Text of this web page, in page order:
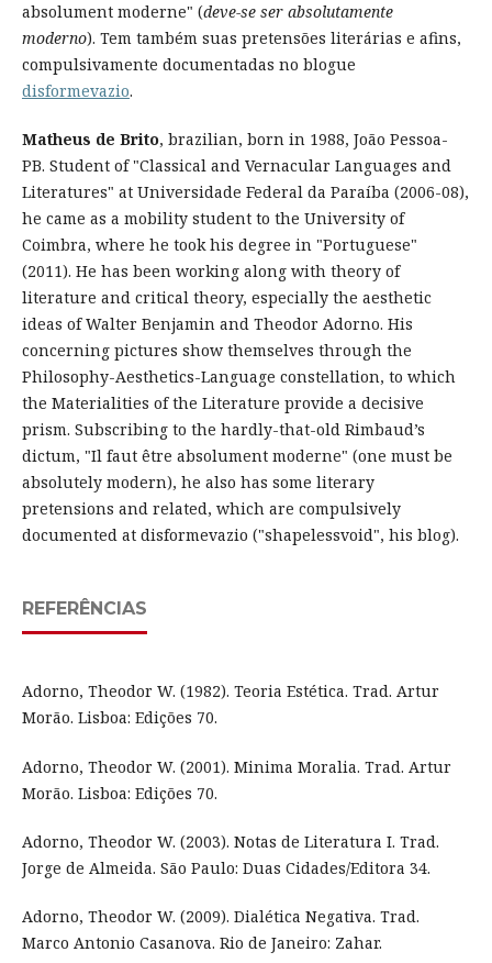
absolument moderne" (deve-se ser absolutamente
moderno). Tem também suas pretensões literárias e afins,
compulsivamente documentadas no blogue
disformevazio.
Matheus de Brito, brazilian, born in 1988, João Pessoa-
PB. Student of "Classical and Vernacular Languages and
Literatures" at Universidade Federal da Paraíba (2006-08),
he came as a mobility student to the University of
Coimbra, where he took his degree in "Portuguese"
(2011). He has been working along with theory of
literature and critical theory, especially the aesthetic
ideas of Walter Benjamin and Theodor Adorno. His
concerning pictures show themselves through the
Philosophy-Aesthetics-Language constellation, to which
the Materialities of the Literature provide a decisive
prism. Subscribing to the hardly-that-old Rimbaud’s
dictum, "Il faut être absolument moderne" (one must be
absolutely modern), he also has some literary
pretensions and related, which are compulsively
documented at disformevazio ("shapelessvoid", his blog).
REFERÊNCIAS
Adorno, Theodor W. (1982). Teoria Estética. Trad. Artur
Morão. Lisboa: Edições 70.
Adorno, Theodor W. (2001). Minima Moralia. Trad. Artur
Morão. Lisboa: Edições 70.
Adorno, Theodor W. (2003). Notas de Literatura I. Trad.
Jorge de Almeida. São Paulo: Duas Cidades/Editora 34.
Adorno, Theodor W. (2009). Dialética Negativa. Trad.
Marco Antonio Casanova. Rio de Janeiro: Zahar.